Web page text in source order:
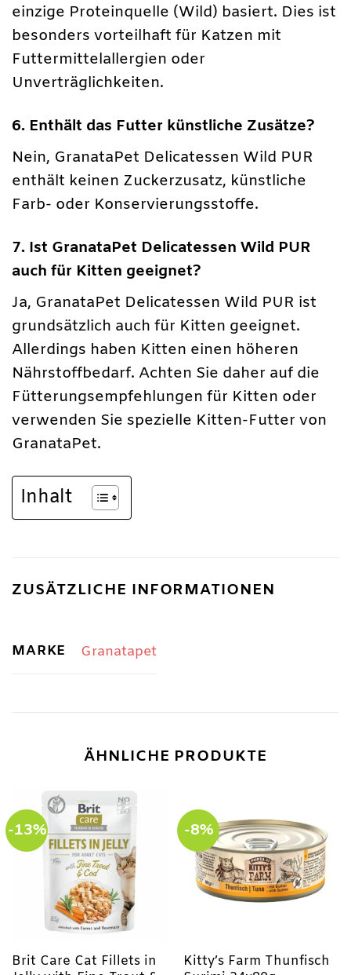
einzige Proteinquelle (Wild) basiert. Dies ist
besonders vorteilhaft für Katzen mit
Futtermittelallergien oder
Unverträglichkeiten.
6. Enthält das Futter künstliche Zusätze?
Nein, GranataPet Delicatessen Wild PUR
enthält keinen Zuckerzusatz, künstliche
Farb- oder Konservierungsstoffe.
7. Ist GranataPet Delicatessen Wild PUR
auch für Kitten geeignet?
Ja, GranataPet Delicatessen Wild PUR ist
grundsätzlich auch für Kitten geeignet.
Allerdings haben Kitten einen höheren
Nährstoffbedarf. Achten Sie daher auf die
Fütterungsempfehlungen für Kitten oder
verwenden Sie spezielle Kitten-Futter von
GranataPet.
Inhalt
ZUSÄTZLICHE INFORMATIONEN
MARKE Granatapet
ÄHNLICHE PRODUKTE
-13%
Brit Care Cat Fillets in
-8%
Kitty’s Farm Thunfisch